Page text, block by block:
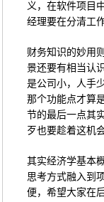
义，在软件项目
经理要在分清工
财务知识的妙用
景还要有相当认
是公司小，人手
那个功能点才算
节的最后一点其
歹也要趁着这机
其实经济学基本
思考方式融入到
便，希望大家在